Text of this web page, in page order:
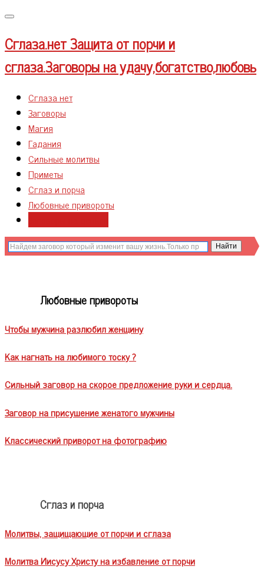
Меню
Сглаза.нетЗащита от порчи и
сглаза.Заговоры на удачу,богатство,любовь
Сглаза нет
Заговоры
Магия
Гадания
Сильные молитвы
Приметы
Сглаз и порча
Любовные привороты
Любовные привороты
Чтобы мужчина разлюбил женщину
Как нагнать на любимого тоску ?
Сильный заговор на скорое предложение руки и сердца.
Заговор на присушение женатого мужчины
Классический приворот на фотографию
Сглаз и порча
Молитвы, защищающие от порчи и сглаза
Молитва Иисусу Христу на избавление от порчи